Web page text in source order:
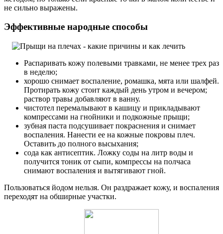
не сильно выражены.
Эффективные народные способы
Распаривать кожу полевыми травками, не менее трех раз
в неделю;
хорошо снимает воспаление, ромашка, мята или шалфей.
Протирать кожу стоит каждый день утром и вечером;
раствор травы добавляют в ванну.
чистотел перемалывают в кашицу и прикладывают
компрессами на гнойники и подкожные прыщи;
зубная паста подсушивает покраснения и снимает
воспаления. Нанести ее на кожные покровы плеч.
Оставить до полного высыхания;
сода как антисептик. Ложку соды на литр воды и
получится тоник от сыпи, компрессы на полчаса
снимают воспаления и вытягивают гной.
Пользоваться йодом нельзя. Он раздражает кожу, и воспаления
переходят на обширные участки.